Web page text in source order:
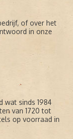
of over het
in onze
wat sinds 1984
van 1720 tot
op voorraad in